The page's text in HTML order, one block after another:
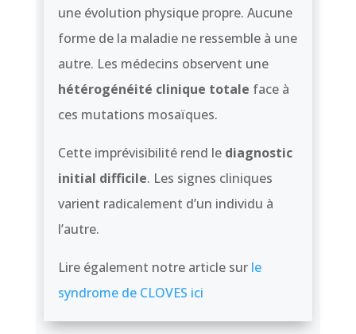
une évolution physique propre. Aucune
forme de la maladie ne ressemble à une
autre. Les médecins observent une
hétérogénéité clinique totale face à
ces mutations mosaïques.
Cette imprévisibilité rend le diagnostic
initial difficile. Les signes cliniques
varient radicalement d’un individu à
l’autre.
Lire également notre article sur le
syndrome de CLOVES ici